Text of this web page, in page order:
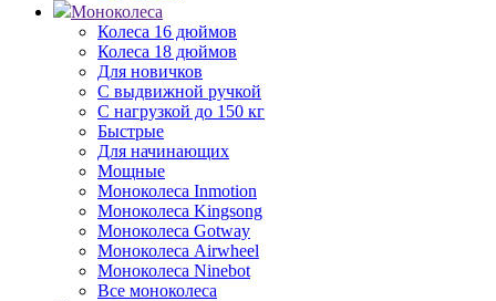
Моноколеса
Колеса 16 дюймов
Колеса 18 дюймов
Для новичков
С выдвижной ручкой
С нагрузкой до 150 кг
Быстрые
Для начинающих
Мощные
Моноколеса Inmotion
Моноколеса Kingsong
Моноколеса Gotway
Моноколеса Airwheel
Моноколеса Ninebot
Все моноколеса